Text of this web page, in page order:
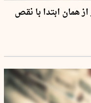
همان ابتدا با نقص